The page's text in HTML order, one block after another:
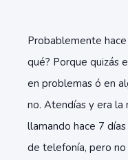
Probablemente
qué? Porque quizás
en problemas ó en
no. Atendías y era la
llamando hace 7
de telefonía, pero no